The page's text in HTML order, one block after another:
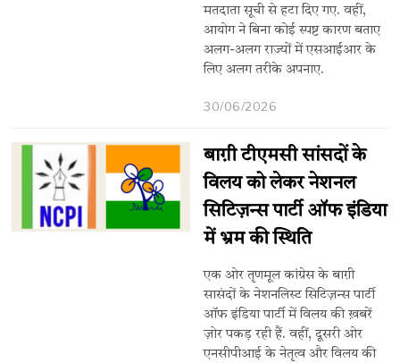
मतदाता सूची से हटा दिए गए. वहीं,
आयोग ने बिना कोई स्पष्ट कारण बताए
अलग-अलग राज्यों में एसआईआर के
लिए अलग तरीके अपनाए.
30/06/2026
बाग़ी टीएमसी सांसदों के
विलय को लेकर नेशनल
सिटिज़न्स पार्टी ऑफ इंडिया
में भ्रम की स्थिति
एक ओर तृणमूल कांग्रेस के बाग़ी
सासंदों के नेशनलिस्ट सिटिज़न्स पार्टी
ऑफ इंडिया पार्टी में विलय की ख़बरें
ज़ोर पकड़ रही हैं. वहीं, दूसरी ओर
एनसीपीआई के नेतृत्व और विलय की